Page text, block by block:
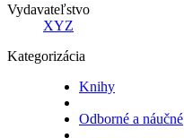
Vydavateľstvo
XYZ
Kategorizácia
Knihy
Odborné a náučné